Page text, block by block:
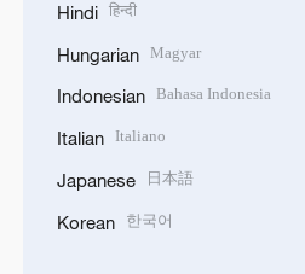
Hindi हिन्दी
Hungarian Magyar
Indonesian Bahasa Indonesia
Italian Italiano
Japanese 日本語
Korean 한국어